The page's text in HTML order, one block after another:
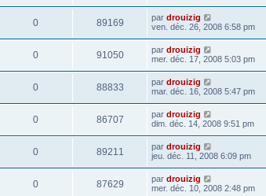
0 89169 par drouizig
ven. déc. 26, 2008 6:58 pm
0 91050 par drouizig
mer. déc. 17, 2008 5:03 pm
0 88833 par drouizig
mar. déc. 16, 2008 5:47 pm
0 86707 par drouizig
dim. déc. 14, 2008 9:51 pm
0 89211 par drouizig
jeu. déc. 11, 2008 6:09 pm
0 87629 par drouizig
mer. déc. 10, 2008 2:48 pm